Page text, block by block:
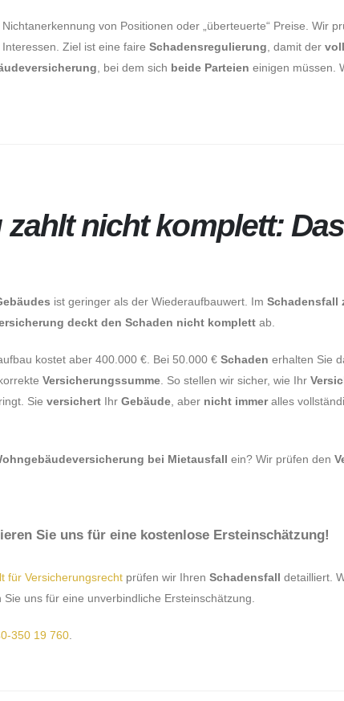
Nichtanerkennung von Positionen oder „überteuerte“ Preise. Wir
Ziel ist eine faire Schadensregulierung , damit der
, bei dem sich beide Parteien einigen müssen.
nicht komplett:
ist geringer als der Wiederaufbauwert. Im Schadensfall
deckt den Schaden nicht komplett ab.
kostet aber 400.000 €. Bei 50.000 € Schaden erhalten Sie
Versicherungssumme . So stellen wir sicher, wie Ihr
Sie versichert Ihr Gebäude , aber nicht immeralles
bei Mietausfall ein? Wir prüfen den
Sie uns für eine kostenlose Ersteinschätzung!
für Versicherungsrecht prüfen wir Ihren Schadensfall detailliert.
uns für eine unverbindliche Ersteinschätzung.
350 19 760